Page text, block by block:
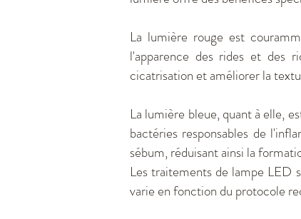
La lumière rouge est
l'apparence des rides et des
cicatrisation et améliorer la
La lumière bleue, quant à elle,
bactéries responsables de
sébum, réduisant ainsi la
Les traitements de lampe LED
varie en fonction du protocole